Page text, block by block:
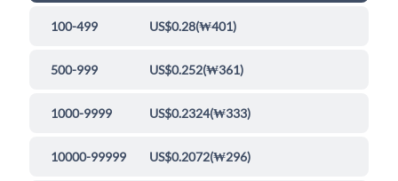
100-499 US$0.28(₩401)
500-999 US$0.252(₩361)
1000-9999 US$0.2324(₩333)
10000-99999 US$0.2072(₩296)